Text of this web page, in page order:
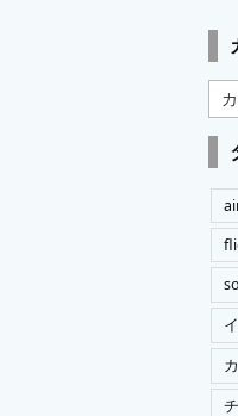
カ
テ
ゴ
リ
ー